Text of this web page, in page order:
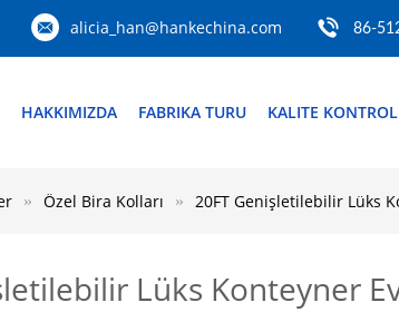
alicia_han@hankechina.com 86-
HAKKIMIZDA FABRIKA TURU KALITE KONTROL
Özel Bira Kolları 20FT Genişletilebilir Lüks
Lüks Konteyner